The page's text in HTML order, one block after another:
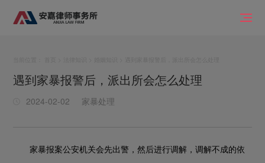
遇到家暴报警后，派出所会怎么处理
2024-02-02 家暴处理
家暴报案公安机关会先出警，然后进行调解，调解不成的依